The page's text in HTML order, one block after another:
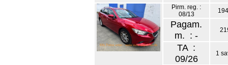
Pirm. reg. :
08/13
Pagam.
m. : -
TA :
09/26
1